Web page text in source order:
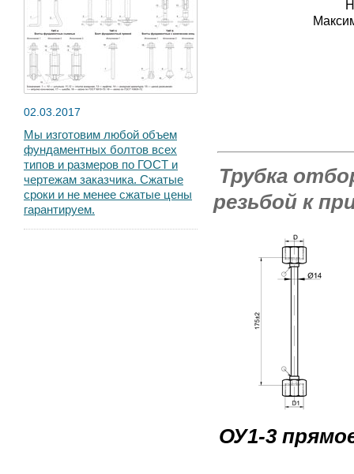
02.03.2017
Мы изготовим любой объем
фундаментных болтов всех
типов и размеров по ГОСТ и
чертежам заказчика. Сжатые
сроки и не менее сжатые цены
гарантируем.
Трубка
резьбой к
ОУ1-3